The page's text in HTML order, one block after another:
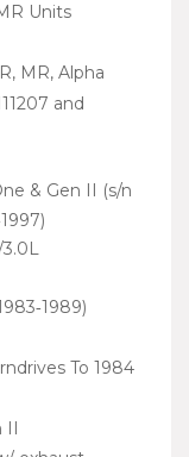
Units
MR, Alpha
and
& Gen II (s/n
3.0L
To 1984
II